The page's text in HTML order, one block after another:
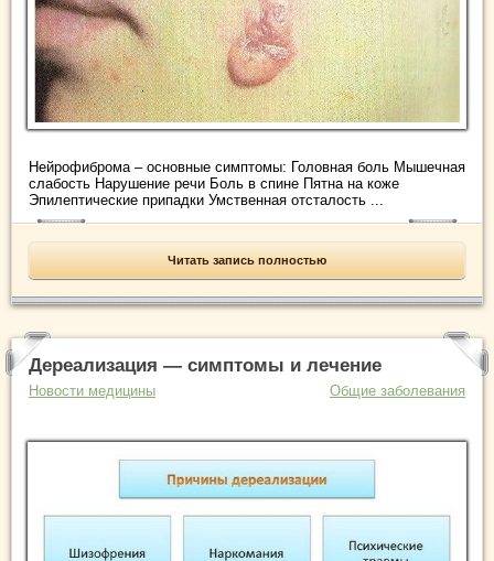
Нейрофиброма – основные симптомы: Головная боль Мышечная
слабость Нарушение речи Боль в спине Пятна на коже
Эпилептические припадки Умственная отсталость ...
Читать запись полностью
Дереализация — симптомы и лечение
Новости медицины Общие заболевания